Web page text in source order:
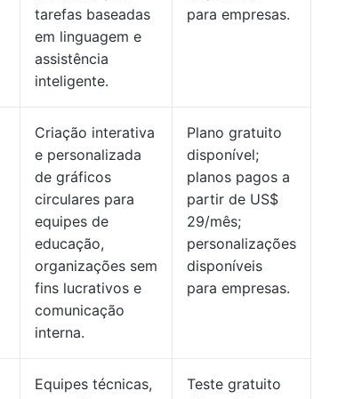
tarefas baseadas
em linguagem e
assistência
inteligente.
para empresas.
Criação interativa
e personalizada
de gráficos
circulares para
equipes de
educação,
organizações sem
fins lucrativos e
comunicação
interna.
Plano gratuito
disponível;
planos pagos a
partir de US$
29/mês;
personalizações
disponíveis
para empresas.
Equipes técnicas,
Teste gratuito